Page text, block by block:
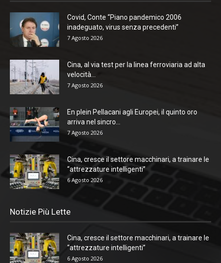
Covid, Conte “Piano pandemico 2006
inadeguato, virus senza precedenti”
7 Agosto 2026
Cina, al via test per la linea ferroviaria ad alta
velocità...
7 Agosto 2026
En plein Pellacani agli Europei, il quinto oro
arriva nel sincro...
7 Agosto 2026
Cina, cresce il settore macchinari, a trainare le
“attrezzature intelligenti”
6 Agosto 2026
Notizie Più Lette
Cina, cresce il settore macchinari, a trainare le
“attrezzature intelligenti”
6 Agosto 2026